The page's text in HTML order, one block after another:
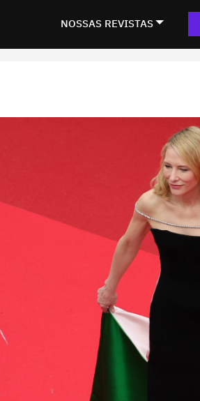
NOSSAS REVISTAS